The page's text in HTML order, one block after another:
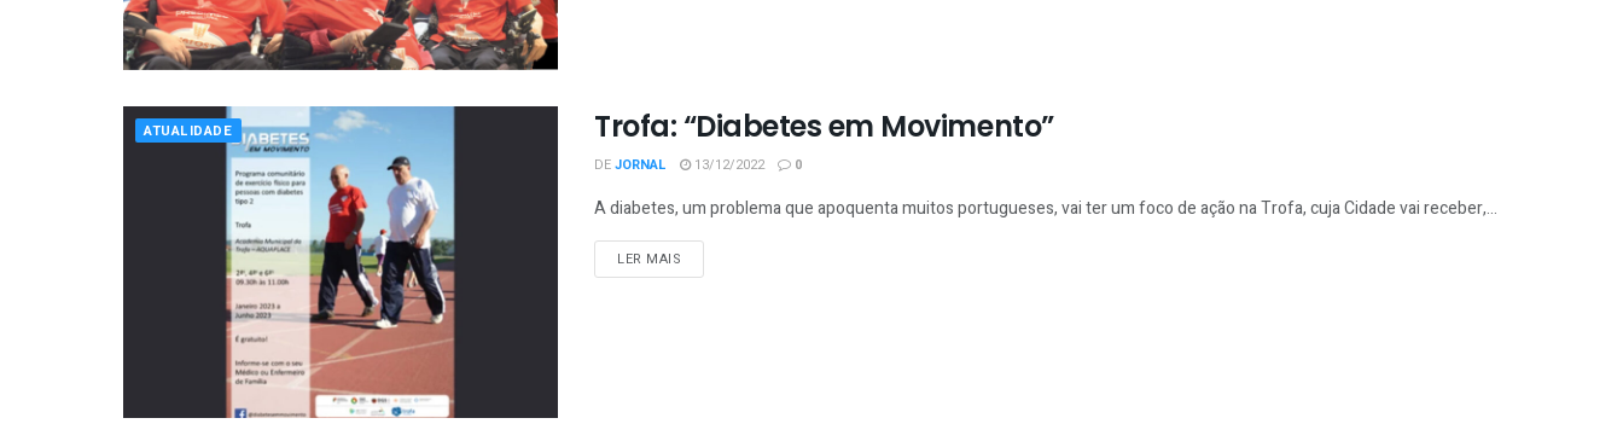
ATUALIDADE Trofa: “Diabetes em Movimento”
DEJORNAL 13/12/2022 0
A diabetes, um problema que apoquenta muitos portugueses, vai ter um foco de ação na Trofa, cuja Cidade vai receber,...
LER MAIS